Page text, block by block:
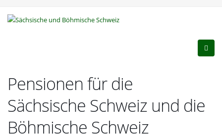
Pensionen für die
Sächsische Schweiz und die
Böhmische Schweiz